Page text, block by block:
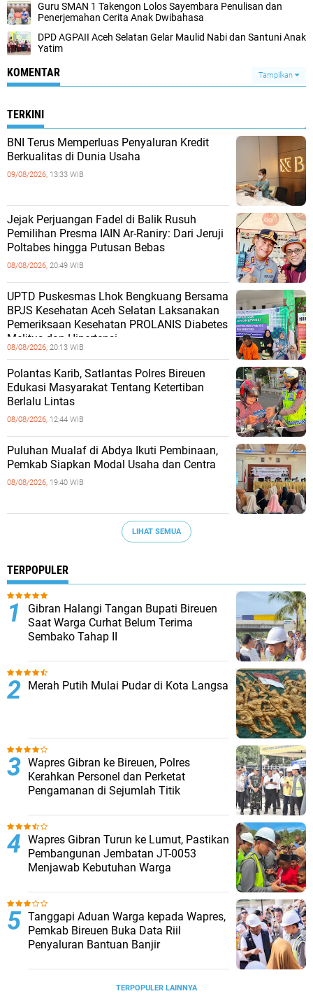
Guru SMAN 1 Takengon Lolos Sayembara Penulisan dan
Penerjemahan Cerita Anak Dwibahasa
DPD AGPAII Aceh Selatan Gelar Maulid Nabi dan Santuni Anak
Yatim
KOMENTAR Tampilkan
TERKINI
BNI Terus Memperluas Penyaluran Kredit
Berkualitas di Dunia Usaha
09/08/2026, 13:33 WIB
Jejak Perjuangan Fadel di Balik Rusuh
Pemilihan Presma IAIN Ar-Raniry: Dari Jeruji
Poltabes hingga Putusan Bebas
08/08/2026, 20:49 WIB
UPTD Puskesmas Lhok Bengkuang Bersama
BPJS Kesehatan Aceh Selatan Laksanakan
Pemeriksaan Kesehatan PROLANIS Diabetes
Melitus dan Hipertensi
08/08/2026, 20:13 WIB
Polantas Karib, Satlantas Polres Bireuen
Edukasi Masyarakat Tentang Ketertiban
Berlalu Lintas
08/08/2026, 12:44 WIB
Puluhan Mualaf di Abdya Ikuti Pembinaan,
Pemkab Siapkan Modal Usaha dan Centra
08/08/2026, 19:40 WIB
LIHAT SEMUA
TERPOPULER
Gibran Halangi Tangan Bupati Bireuen
Saat Warga Curhat Belum Terima
Sembako Tahap II
Merah Putih Mulai Pudar di Kota Langsa
Wapres Gibran ke Bireuen, Polres
Kerahkan Personel dan Perketat
Pengamanan di Sejumlah Titik
Wapres Gibran Turun ke Lumut, Pastikan
Pembangunan Jembatan JT-0053
Menjawab Kebutuhan Warga
Tanggapi Aduan Warga kepada Wapres,
Pemkab Bireuen Buka Data Riil
Penyaluran Bantuan Banjir
TERPOPULER LAINNYA